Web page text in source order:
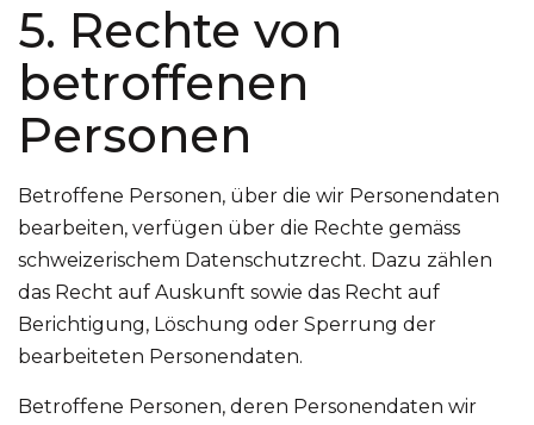
5. Rechte von
betroffenen
Personen
Betroffene Personen, über die wir Personendaten
bearbeiten, verfügen über die Rechte gemäss
schweizerischem Datenschutzrecht. Dazu zählen
das Recht auf Auskunft sowie das Recht auf
Berichtigung, Löschung oder Sperrung der
bearbeiteten Personendaten.
Betroffene Personen, deren Personendaten wir